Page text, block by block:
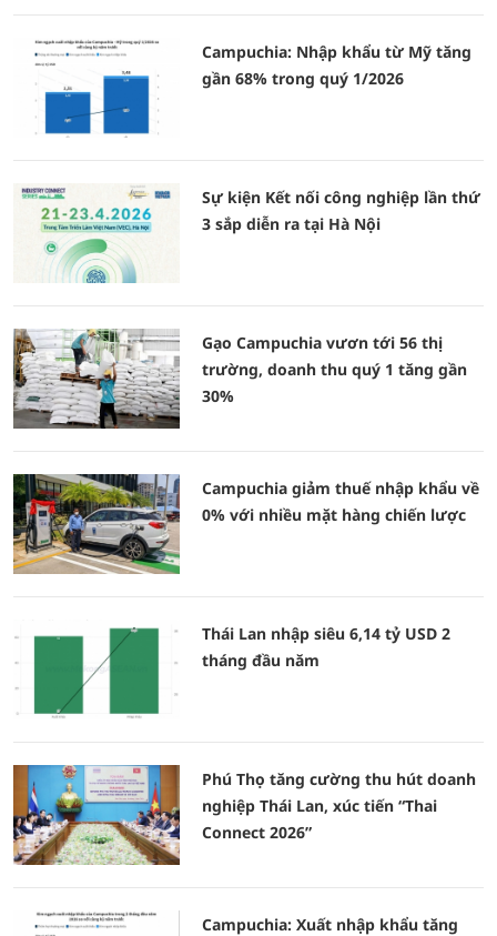
Campuchia: Nhập khẩu từ Mỹ tăng
gần 68% trong quý 1/2026
Sự kiện Kết nối công nghiệp lần thứ
3 sắp diễn ra tại Hà Nội
Gạo Campuchia vươn tới 56 thị
trường, doanh thu quý 1 tăng gần
30%
Campuchia giảm thuế nhập khẩu về
0% với nhiều mặt hàng chiến lược
Thái Lan nhập siêu 6,14 tỷ USD 2
tháng đầu năm
Phú Thọ tăng cường thu hút doanh
nghiệp Thái Lan, xúc tiến “Thai
Connect 2026”
Campuchia: Xuất nhập khẩu tăng